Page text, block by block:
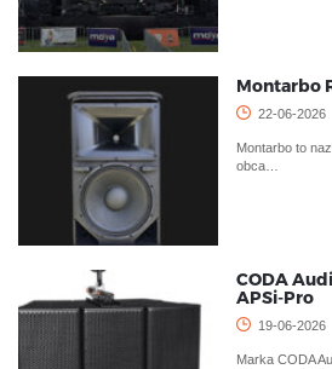
Montarbo
22-06-2026
Montarbo to
obca…
CODA
APSi-Pro
19-06-2026
Marka CODA